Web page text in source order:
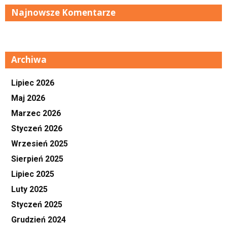
Najnowsze Komentarze
Archiwa
Lipiec 2026
Maj 2026
Marzec 2026
Styczeń 2026
Wrzesień 2025
Sierpień 2025
Lipiec 2025
Luty 2025
Styczeń 2025
Grudzień 2024